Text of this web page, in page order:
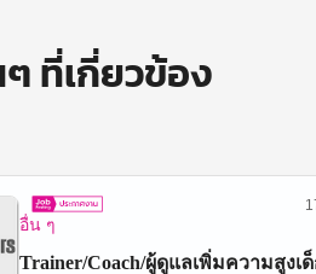
ที่เกี่ยวข้อง
อื่น ๆ
Trainer/Coach/ผู้ดูแลเพิ่มความสูงเ